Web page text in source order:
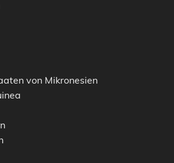
von Mikronesien